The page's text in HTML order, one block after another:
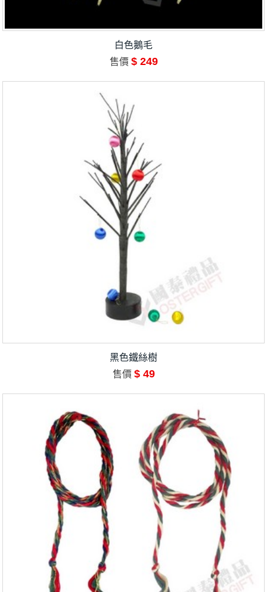
白色鵝毛
售價 $ 249
黑色鐵絲樹
售價 $ 49